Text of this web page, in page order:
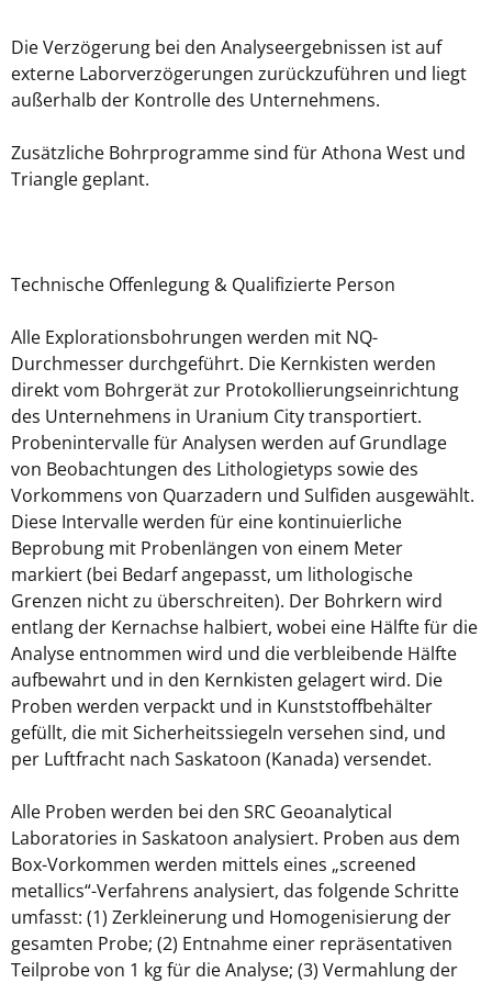
Die Verzögerung bei den Analyseergebnissen ist auf
externe Laborverzögerungen zurückzuführen und liegt
außerhalb der Kontrolle des Unternehmens.
Zusätzliche Bohrprogramme sind für Athona West und
Triangle geplant.
Technische Offenlegung & Qualifizierte Person
Alle Explorationsbohrungen werden mit NQ-
Durchmesser durchgeführt. Die Kernkisten werden
direkt vom Bohrgerät zur Protokollierungseinrichtung
des Unternehmens in Uranium City transportiert.
Probenintervalle für Analysen werden auf Grundlage
von Beobachtungen des Lithologietyps sowie des
Vorkommens von Quarzadern und Sulfiden ausgewählt.
Diese Intervalle werden für eine kontinuierliche
Beprobung mit Probenlängen von einem Meter
markiert (bei Bedarf angepasst, um lithologische
Grenzen nicht zu überschreiten). Der Bohrkern wird
entlang der Kernachse halbiert, wobei eine Hälfte für die
Analyse entnommen wird und die verbleibende Hälfte
aufbewahrt und in den Kernkisten gelagert wird. Die
Proben werden verpackt und in Kunststoffbehälter
gefüllt, die mit Sicherheitssiegeln versehen sind, und
per Luftfracht nach Saskatoon (Kanada) versendet.
Alle Proben werden bei den SRC Geoanalytical
Laboratories in Saskatoon analysiert. Proben aus dem
Box-Vorkommen werden mittels eines „screened
metallics“-Verfahrens analysiert, das folgende Schritte
umfasst: (1) Zerkleinerung und Homogenisierung der
gesamten Probe; (2) Entnahme einer repräsentativen
Teilprobe von 1 kg für die Analyse; (3) Vermahlung der